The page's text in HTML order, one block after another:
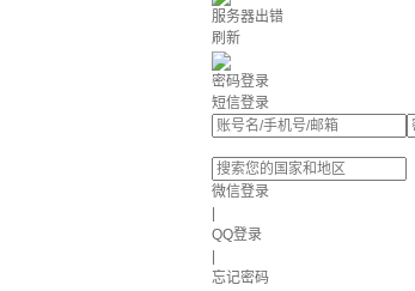
服务器出错
刷新
密码登录
短信登录
微信登录
QQ登录
忘记密码